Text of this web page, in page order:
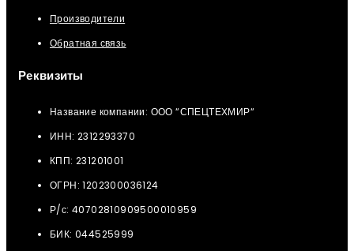
Производители
Обратная связь
Реквизиты
Название компании: ООО “СПЕЦТЕХМИР“
ИНН: 2312293370
КПП: 231201001
ОГРН: 1202300036124
Р/с: 40702810909500010959
БИК: 044525999